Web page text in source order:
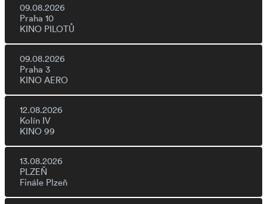
09.08.2026
Praha 10
KINO PILOTŮ
09.08.2026
Praha 3
KINO AERO
12.08.2026
Kolín IV
KINO 99
13.08.2026
PLZEŇ
Finále Plzeň